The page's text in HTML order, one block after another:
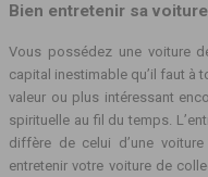
Bien entretenir sa
Vous possédez une voiture
capital inestimable qu’il faut à
valeur ou plus intéressant
spirituelle au fil du temps.
diffère de celui d’une
entretenir votre voiture de